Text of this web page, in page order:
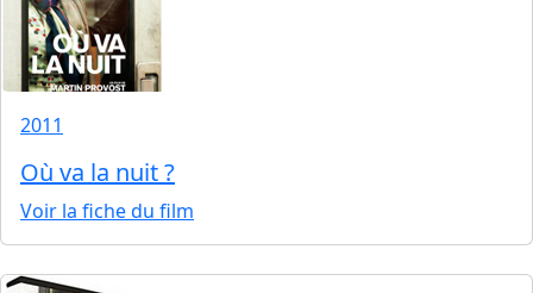
2011
Où va la nuit ?
Voir la fiche du film